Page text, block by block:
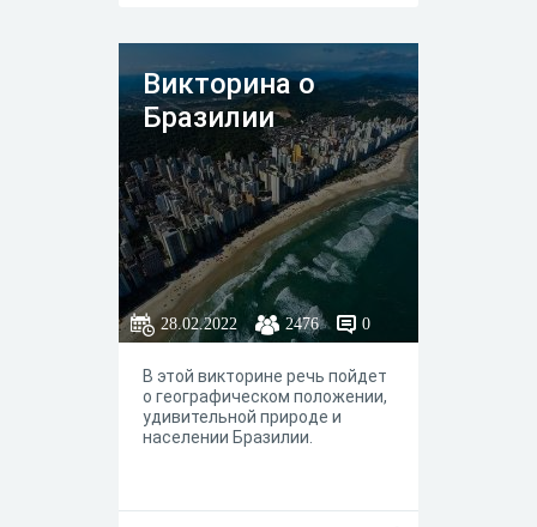
Викторина о
Бразилии
28.02.2022 2476 0
В этой викторине речь пойдет
о географическом положении,
удивительной природе и
населении Бразилии.